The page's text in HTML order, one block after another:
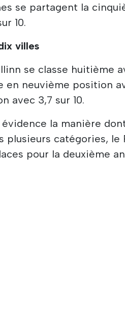
se partagent la
10.
villes
se classe huitième
en neuvième position
avec 3,7 sur 10.
la manière
plusieurs catégories, le
pour la deuxième